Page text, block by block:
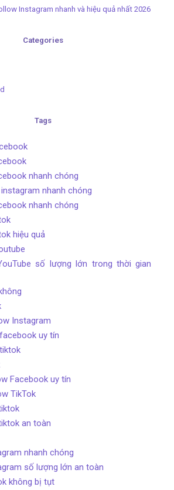
Instagram nhanh và hiệu quả nhất 2026
Categories
Tags
nhanh chóng
nhanh chóng
nhanh chóng
hiệu quả
số lượng lớn trong thời gian
Instagram
uy tín
Facebook uy tín
TikTok
an toàn
nhanh chóng
số lượng lớn an toàn
không bị tụt